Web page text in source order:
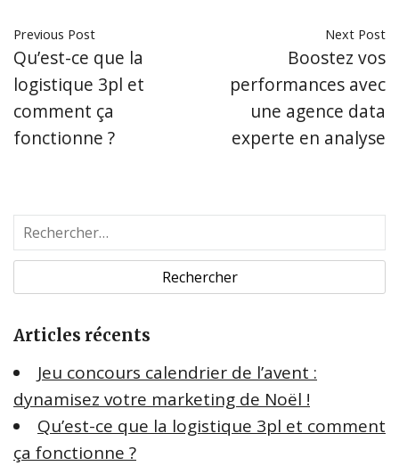
Previous Post
Qu’est-ce que la
logistique 3pl et
comment ça
fonctionne ?
Next Post
Boostez vos
performances avec
une agence data
experte en analyse
e
h
r
h
e
r
Articles récents
Jeu concours calendrier de l’avent :
dynamisez votre marketing de Noël !
Qu’est-ce que la logistique 3pl et comment
ça fonctionne ?